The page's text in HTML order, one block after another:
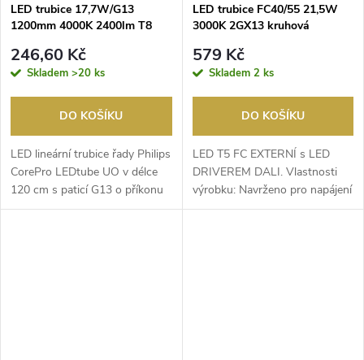
LED trubice 17,7W/G13
1200mm 4000K 2400lm T8
246,60 Kč
Skladem >20 ks
DO KOŠÍKU
LED lineární trubice řady Philips
CorePro LEDtube UO v délce
120 cm s paticí G13 o příkonu
17,7 W je...
LED trubice FC40/55 21,5W
3000K 2GX13 kruhová
579 Kč
Skladem 2 ks
DO KOŠÍKU
LED T5 FC EXTERNÍ s ​LED
DRIVEREM DALI. Vlastnosti
výrobku: Navrženo pro napájení
pomocí LED DRIVER ...